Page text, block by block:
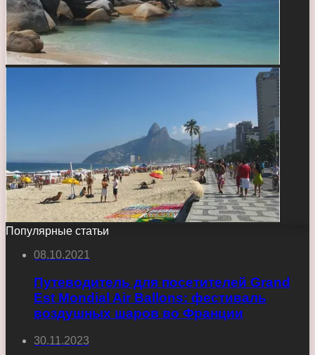
Популярные статьи
08.10.2021
Путеводитель для посетителей Grand
Est Mondial Air Ballons: фестиваль
воздушных шаров во Франции
30.11.2023